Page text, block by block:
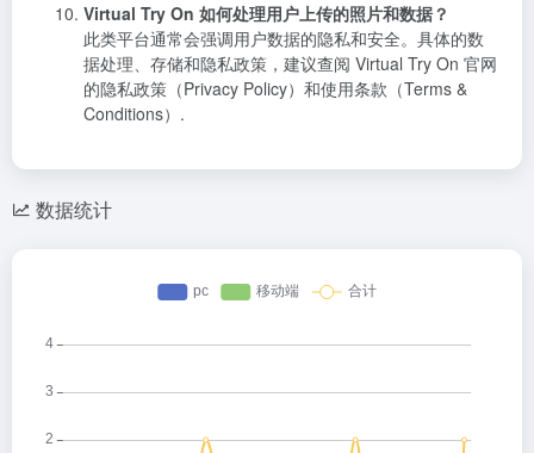
Virtual Try On 如何处理用户上传的照片和数据？
此类平台通常会强调用户数据的隐私和安全。具体的数
据处理、存储和隐私政策，建议查阅 Virtual Try On 官网
的隐私政策（Privacy Policy）和使用条款（Terms &
Conditions）.
数据统计